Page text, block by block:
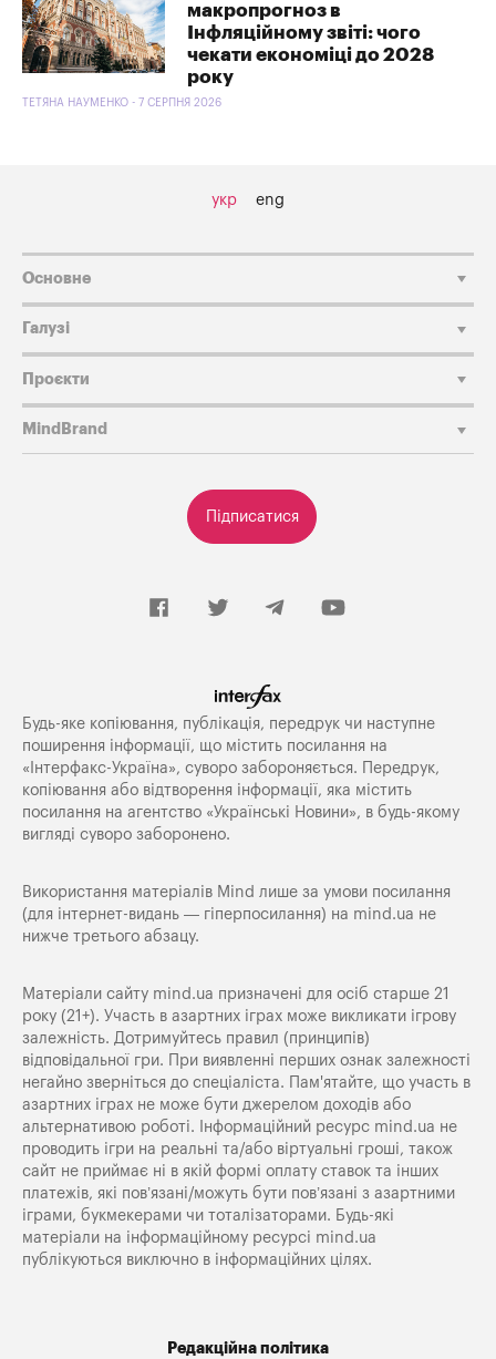
макропрогноз в
Інфляційному звіті: чого
чекати економіці до 2028
року
ТЕТЯНА НАУМЕНКО - 7 СЕРПНЯ 2026
укр eng
Підписатися
Основне
Галузі
Проєкти
MindBrand
Будь-яке копiювання, публiкацiя, передрук чи наступне
поширення iнформацiї, що мiстить посилання на
«Iнтерфакс-Україна», суворо забороняється. Передрук,
копіювання або відтворення інформації, яка містить
посилання на агентство «Українські Новини», в будь-якому
вигляді суворо заборонено.
Використання матеріалів Mind лише за умови посилання
(для інтернет-видань — гіперпосилання) на mind.ua не
нижче третього абзацу.
Матеріали сайту mind.ua призначені для осіб старше 21
року (21+). Участь в азартних іграх може викликати ігрову
залежність. Дотримуйтесь правил (принципів)
відповідальної гри. При виявленні перших ознак залежності
негайно зверніться до спеціаліста. Пам'ятайте, що участь в
азартних іграх не може бути джерелом доходів або
альтернативою роботі. Інформаційний ресурс mind.ua не
проводить ігри на реальні та/або віртуальні гроші, також
сайт не приймає ні в якій формі оплату ставок та інших
платежів, які пов’язані/можуть бути пов’язані з азартними
іграми, букмекерами чи тоталізаторами. Будь-які
матеріали на інформаційному ресурсі mind.ua
публікуються виключно в інформаційних цілях.
Редакційна політика